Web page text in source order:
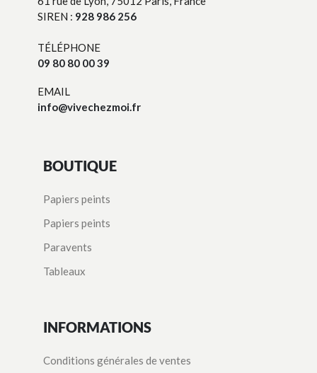
SIREN : 928 986 256
TÉLÉPHONE
09 80 80 00 39
EMAIL
info@vivechezmoi.fr
BOUTIQUE
Papiers peints
Papiers peints
Paravents
Tableaux
INFORMATIONS
Conditions générales de ventes